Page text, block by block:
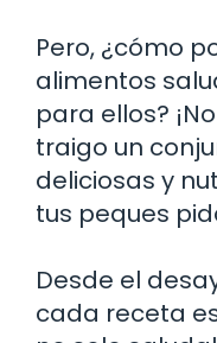
Pero, ¿cómo
alimentos
para ellos?
traigo un
deliciosas y
tus peques
Desde el
cada receta